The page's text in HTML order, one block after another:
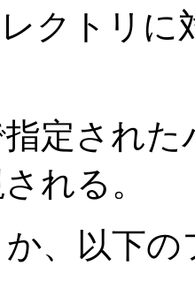
クトリに
定された
れる。
か、以下